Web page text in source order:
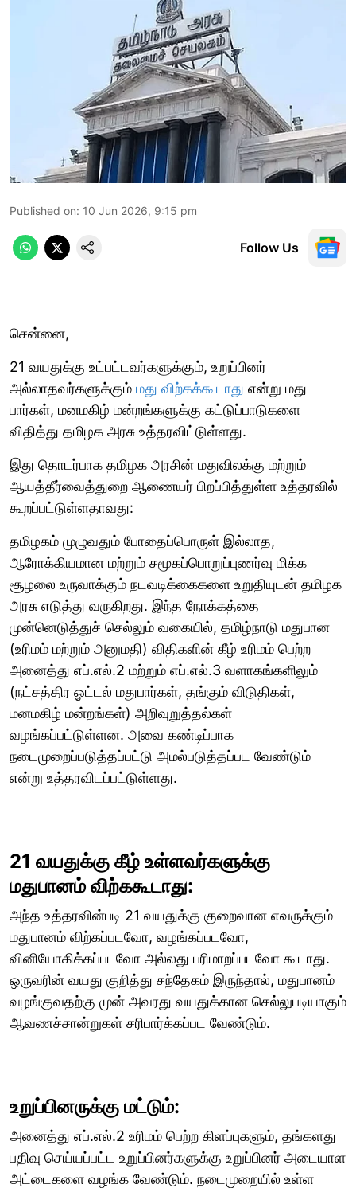
Published on: 10 Jun 2026, 9:15 pm
Follow Us
சென்னை,
21 வயதுக்கு உட்பட்டவர்களுக்கும், உறுப்பினர்
அல்லாதவர்களுக்கும் மது விற்கக்கூடாது என்று மது
பார்கள், மனமகிழ் மன்றங்களுக்கு கட்டுப்பாடுகளை
விதித்து தமிழக அரசு உத்தரவிட்டுள்ளது.
இது தொடர்பாக தமிழக அரசின் மதுவிலக்கு மற்றும்
ஆயத்தீர்வைத்துறை ஆணையர் பிறப்பித்துள்ள உத்தரவில்
கூறப்பட்டுள்ளதாவது:
தமிழகம் முழுவதும் போதைப்பொருள் இல்லாத,
ஆரோக்கியமான மற்றும் சமூகப்பொறுப்புணர்வு மிக்க
சூழலை உருவாக்கும் நடவடிக்கைகளை உறுதியுடன் தமிழக
அரசு எடுத்து வருகிறது. இந்த நோக்கத்தை
முன்னெடுத்துச் செல்லும் வகையில், தமிழ்நாடு மதுபான
(உரிமம் மற்றும் அனுமதி) விதிகளின் கீழ் உரிமம் பெற்ற
அனைத்து எப்.எல்.2 மற்றும் எப்.எல்.3 வளாகங்களிலும்
(நட்சத்திர ஓட்டல் மதுபார்கள், தங்கும் விடுதிகள்,
மனமகிழ் மன்றங்கள்) அறிவுறுத்தல்கள்
வழங்கப்பட்டுள்ளன. அவை கண்டிப்பாக
நடைமுறைப்படுத்தப்பட்டு அமல்படுத்தப்பட வேண்டும்
என்று உத்தரவிடப்பட்டுள்ளது.
21 வயதுக்கு கீழ் உள்ளவர்களுக்கு
மதுபானம் விற்ககூடாது:
அந்த உத்தரவின்படி 21 வயதுக்கு குறைவான எவருக்கும்
மதுபானம் விற்கப்படவோ, வழங்கப்படவோ,
வினியோகிக்கப்படவோ அல்லது பரிமாறப்படவோ கூடாது.
ஒருவரின் வயது குறித்து சந்தேகம் இருந்தால், மதுபானம்
வழங்குவதற்கு முன் அவரது வயதுக்கான செல்லுபடியாகும்
ஆவணச்சான்றுகள் சரிபார்க்கப்பட வேண்டும்.
உறுப்பினருக்கு மட்டும்:
அனைத்து எப்.எல்.2 உரிமம் பெற்ற கிளப்புகளும், தங்களது
பதிவு செய்யப்பட்ட உறுப்பினர்களுக்கு உறுப்பினர் அடையாள
அட்டைகளை வழங்க வேண்டும். நடைமுறையில் உள்ள